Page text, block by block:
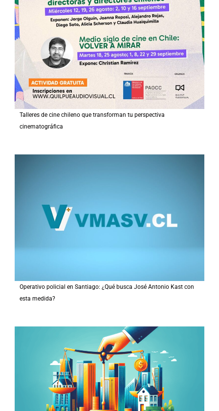
Talleres de cine chileno que transforman tu perspectiva
cinematográfica
Operativo policial en Santiago: ¿Qué busca José Antonio Kast con
esta medida?